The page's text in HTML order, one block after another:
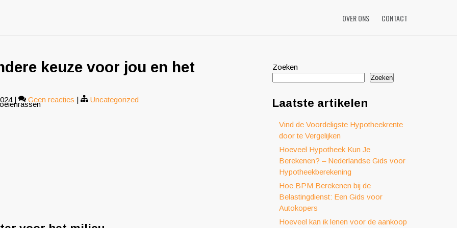
OVER ONS CONTACT
keuze voor jou en het
| Geen reacties | Uncategorized
Zoeken
Zoeken
Laatste artikelen
Vind de Voordeligste Hypotheekrente
door te Vergelijken
Hoeveel Hypotheek Kun Je
Berekenen? – Nederlandse Gids voor
Hypotheekberekening
Hoe BPM Berekenen bij de
Belastingdienst: Een Gids voor
Autokopers
Hoeveel kan ik lenen voor de aankoop